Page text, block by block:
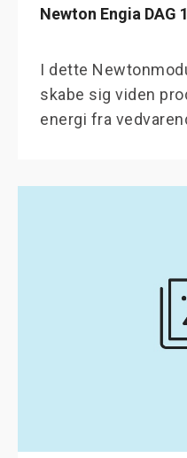
Newton Engia DAG
I dette
skabe sig viden
energi fra